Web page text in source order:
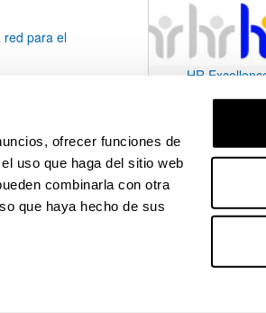
ofrecer funciones de
uso que haga del sitio web
combinarla con otra
que haya hecho de sus
red para el
desplazarse.Use TAB para desplazarse.
HR